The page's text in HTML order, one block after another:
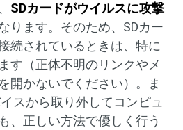
SDカードがウイルスに攻撃
ります。そのため、SDカー
続されているときは、特に
す（正体不明のリンクやメ
開かないでください）。ま
スから取り外してコンピュ
、正しい方法で優しく行う